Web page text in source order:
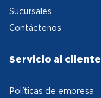
Sucursales
Contáctenos
Servicio al cliente
Políticas de empresa